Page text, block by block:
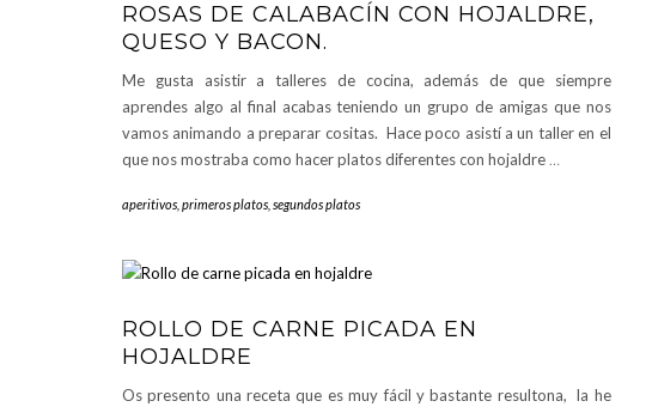
ROSAS DE CALABACÍN CON HOJALDRE,
QUESO Y BACON.
Me gusta asistir a talleres de cocina, además de que siempre
aprendes algo al final acabas teniendo un grupo de amigas que nos
vamos animando a preparar cositas. Hace poco asistí a un taller en el
que nos mostraba como hacer platos diferentes con hojaldre …
aperitivos primeros platos segundos platos
ROLLO DE CARNE PICADA EN
HOJALDRE
Os presento una receta que es muy fácil y bastante resultona, la he